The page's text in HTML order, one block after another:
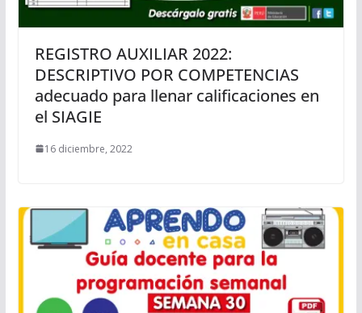
REGISTRO AUXILIAR 2022:
DESCRIPTIVO POR COMPETENCIAS
adecuado para llenar calificaciones en
el SIAGIE
16 diciembre, 2022